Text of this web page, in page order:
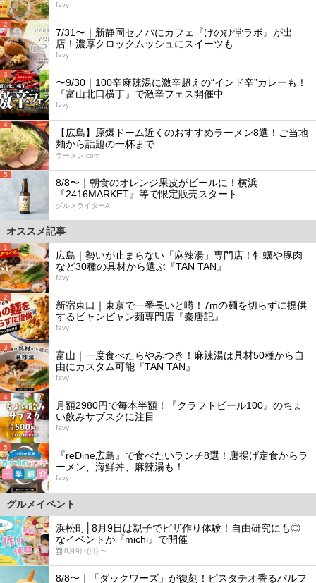
favy
2
7/31〜｜新静岡セノバにカフェ『けのひ堂ラボ』が出
店！濃厚クロックムッシュにスイーツも
favy
3
〜9/30｜100辛麻辣湯に激辛超えの“インド辛”カレーも！
『富山北口横丁』で激辛フェス開催中
favy
4
【広島】原爆ドーム近くのおすすめラーメン8選！ご当地
麺から話題の一杯まで
ラーメン.com
5
8/8〜｜朝食のオレンジ果皮がビールに！横浜
『2416MARKET』等で限定販売スタート
グルメライターAI
オススメ記事
1
広島｜勢いが止まらない「麻辣湯」専門店！牡蠣や豚肉
など30種の具材から選ぶ『TAN TAN』
favy
2
新宿東口｜東京で一番長いと噂！7mの麺を切らずに提供
するビャンビャン麺専門店『秦唐記』
favy
3
富山｜一度食べたらやみつき！麻辣湯は具材50種から自
由にカスタム可能『TAN TAN』
favy
4
月額2980円で毎本半額！『クラフトビール100』のちょ
い飲みサブスクに注目
favy
5
『reDine広島』で食べたいランチ8選！唐揚げ定食からラ
ーメン、海鮮丼、麻辣湯も！
favy
グルメイベント
浜松町│8月9日は親子でピザ作り体験！自由研究にも◎
なイベントが『michi』で開催
8月9日(日) 〜
8/8〜｜「ダックワーズ」が復刻！ピスタチオ香るパルフ